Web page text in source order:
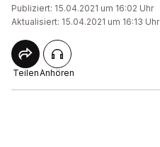
Publiziert: 15.04.2021 um 16:02 Uhr
Aktualisiert: 15.04.2021 um 16:13 Uhr
TeilenAnhören